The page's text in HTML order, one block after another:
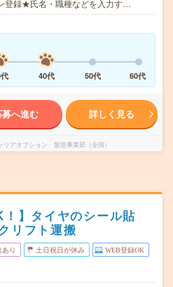
登録★氏名・職種などを入力す…
40代 50代 60代
募へ進む 詳しく見る
リアオプション 製造事業部（全国）
！】タイヤのシール貼
リフト運搬
り 土日祝日が休み WEB登録OK